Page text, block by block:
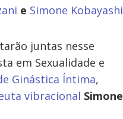
e Simone Kobayashi
juntas nesse
em Sexualidade e
Ginástica Íntima,
vibracional Simone